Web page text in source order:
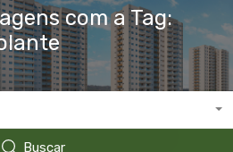
com a Tag:
Buscar